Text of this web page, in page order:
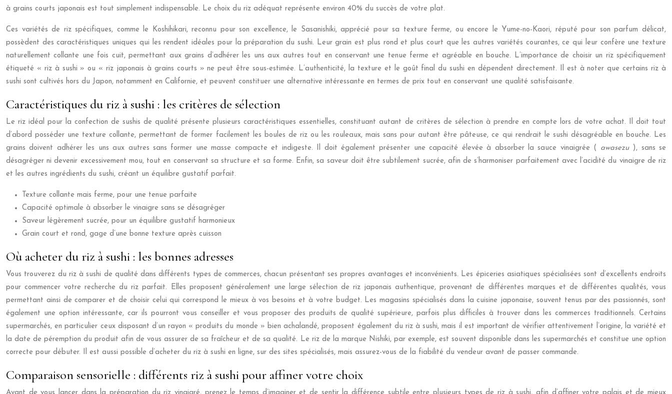
à grains courts japonais est tout simplement indispensable. Le choix du riz adéquat représente environ 40% du succès de votre plat.
Ces variétés de riz spécifiques, comme le Koshihikari, reconnu pour son excellence, le Sasanishiki, apprécié pour sa texture ferme, ou encore le Yume-no-Kaori, réputé pour son parfum délicat,
possèdent des caractéristiques uniques qui les rendent idéales pour la préparation du sushi. Leur grain est plus rond et plus court que les autres variétés courantes, ce qui leur confère une texture
naturellement collante une fois cuit, permettant aux grains d’adhérer les uns aux autres tout en conservant une tenue ferme et agréable en bouche. L’importance de choisir un riz spécifiquement
étiqueté « riz à sushi » ou « riz japonais à grains courts » ne peut être sous-estimée. L’authenticité, la texture et le goût final du sushi en dépendent directement. Il est à noter que certains riz à
sushi sont cultivés hors du Japon, notamment en Californie, et peuvent constituer une alternative intéressante en termes de prix tout en conservant une qualité satisfaisante.
Caractéristiques du riz à sushi : les critères de sélection
Le riz idéal pour la confection de sushis de qualité présente plusieurs caractéristiques essentielles, constituant autant de critères de sélection à prendre en compte lors de votre achat. Il doit tout
d’abord posséder une texture collante, permettant de former facilement les boules de riz ou les rouleaux, mais sans pour autant être pâteuse, ce qui rendrait le sushi désagréable en bouche. Les
grains doivent adhérer les uns aux autres sans former une masse compacte et indigeste. Il doit également présenter une capacité élevée à absorber la sauce vinaigrée ( awasezu ), sans se
désagréger ni devenir excessivement mou, tout en conservant sa structure et sa forme. Enfin, sa saveur doit être subtilement sucrée, afin de s’harmoniser parfaitement avec l’acidité du vinaigre de riz
et les autres ingrédients du sushi, créant un équilibre gustatif parfait.
Texture collante mais ferme, pour une tenue parfaite
Capacité optimale à absorber le vinaigre sans se désagréger
Saveur légèrement sucrée, pour un équilibre gustatif harmonieux
Grain court et rond, gage d’une bonne texture après cuisson
Où acheter du riz à sushi : les bonnes adresses
Vous trouverez du riz à sushi de qualité dans différents types de commerces, chacun présentant ses propres avantages et inconvénients. Les épiceries asiatiques spécialisées sont d’excellents endroits
pour commencer votre recherche du riz parfait. Elles proposent généralement une large sélection de riz japonais authentique, provenant de différentes marques et de différentes qualités, vous
permettant ainsi de comparer et de choisir celui qui correspond le mieux à vos besoins et à votre budget. Les magasins spécialisés dans la cuisine japonaise, souvent tenus par des passionnés, sont
également une option intéressante, car ils pourront vous conseiller et vous proposer des produits de qualité supérieure, parfois plus difficiles à trouver dans les commerces traditionnels. Certains
supermarchés, en particulier ceux disposant d’un rayon « produits du monde » bien achalandé, proposent également du riz à sushi, mais il est important de vérifier attentivement l’origine, la variété et
la date de péremption du produit afin de vous assurer de sa fraîcheur et de sa qualité. Le riz de la marque Nishiki, par exemple, est souvent disponible dans les supermarchés et constitue une option
correcte pour débuter. Il est aussi possible d’acheter du riz à sushi en ligne, sur des sites spécialisés, mais assurez-vous de la fiabilité du vendeur avant de passer commande.
Comparaison sensorielle : différents riz à sushi pour affiner votre choix